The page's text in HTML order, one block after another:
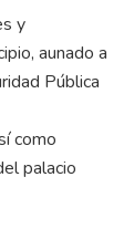
y
aunado a
Pública
como
palacio